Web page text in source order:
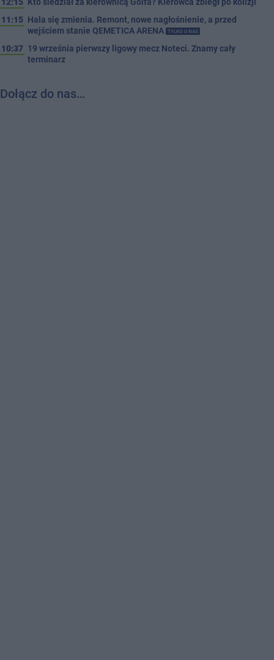
12:15
Kto siedział za kierownicą Golfa? Kierowca zbiegł po kolizji
11:15 Hala się zmienia. Remont, nowe nagłośnienie, a przed
wejściem stanie QEMETICA ARENA
TYLKO U NAS
10:37 19 września pierwszy ligowy mecz Noteci. Znamy cały
terminarz
Dołącz do nas…